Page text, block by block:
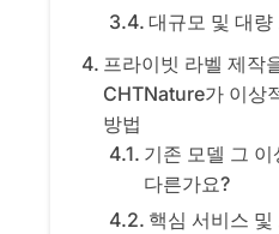
대규모 및 대
프라이빗 라벨 제작
CHTNature가 이상
방법
기존 모델 그
다른가요?
핵심 서비스 및